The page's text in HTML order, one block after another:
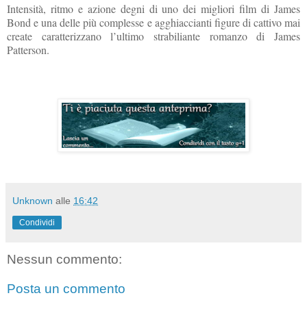
Intensità, ritmo e azione degni di uno dei migliori film di James
Bond e una delle più complesse e agghiaccianti figure di cattivo mai
create caratterizzano l’ultimo strabiliante romanzo di James
Patterson.
Unknown alle 16:42
Condividi
Nessun commento:
Posta un commento